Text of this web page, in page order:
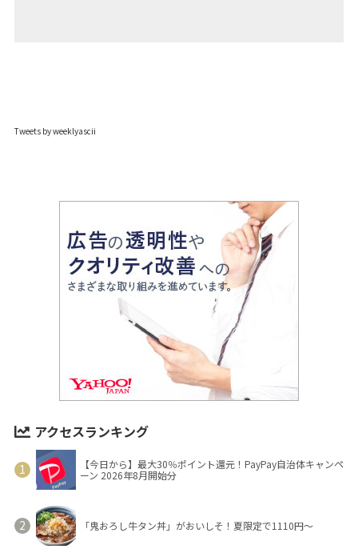
Tweets by weeklyascii
アクセスランキング
【今日から】最大30％ポイント還元！PayPay自治体キャンペ
ーン 2026年8月開始分
「鬼おろし牛タン丼」がおいしそ！夏限定で1110円～